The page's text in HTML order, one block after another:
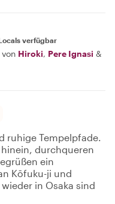
verfügbar
Hiroki, Pere Ignasi &
ruhige Tempelpfade.
durchqueren
ein
Kōfuku-ji und
in Osaka sind